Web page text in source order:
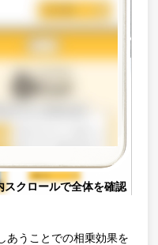
クロールで全体を確認
あうことでの相乗効果を